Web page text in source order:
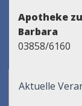
Apotheke
Barbara
03858/6160
Aktuelle